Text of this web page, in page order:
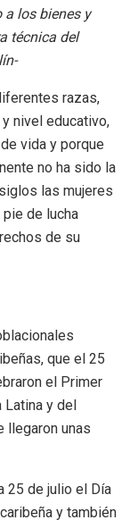
a los bienes y
técnica del
razas,
nivel educativo,
vida y porque
no ha sido la
las mujeres
pie de lucha
de su
que el 25
el Primer
Latina y del
llegaron unas
25 de julio el Día
y también